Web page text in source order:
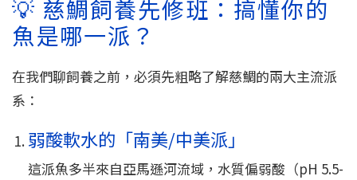
💡 慈鯛飼養先修班：搞懂你的
魚是哪一派？
在我們聊飼養之前，必須先粗略了解慈鯛的兩大主流派
系：
弱酸軟水的「南美/中美派」
這派魚多半來自亞馬遜河流域，水質偏弱酸（pH 5.5-